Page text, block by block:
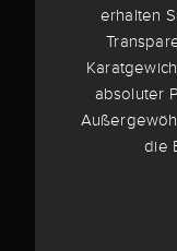
erhalten
absoluter
die